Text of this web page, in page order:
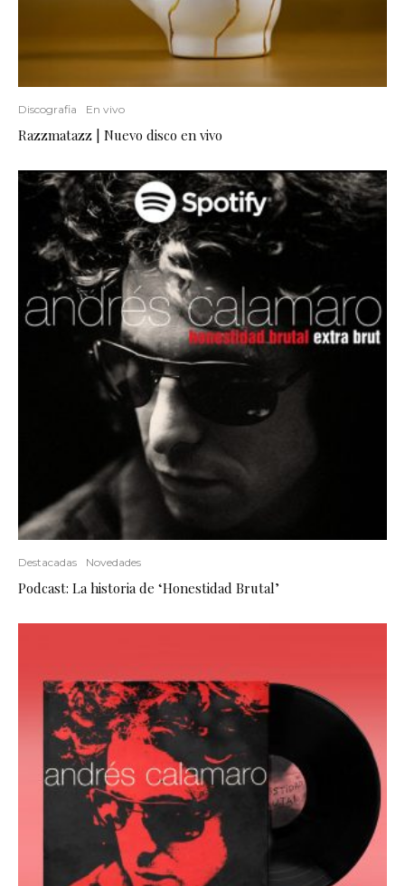
Discografia En vivo
Razzmatazz | Nuevo disco en vivo
Destacadas Novedades
Podcast: La historia de ‘Honestidad Brutal’